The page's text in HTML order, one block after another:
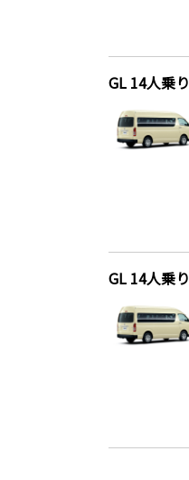
GL 14人乗り
GL 14人乗り